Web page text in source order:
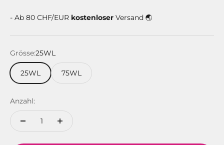
- Ab 80 CHF/EUR kostenloser Versand 🌏
Grösse:25WL
25WL 75WL
Anzahl: